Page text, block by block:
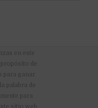
en este
de
para ganar
palabra de
para
sitio web